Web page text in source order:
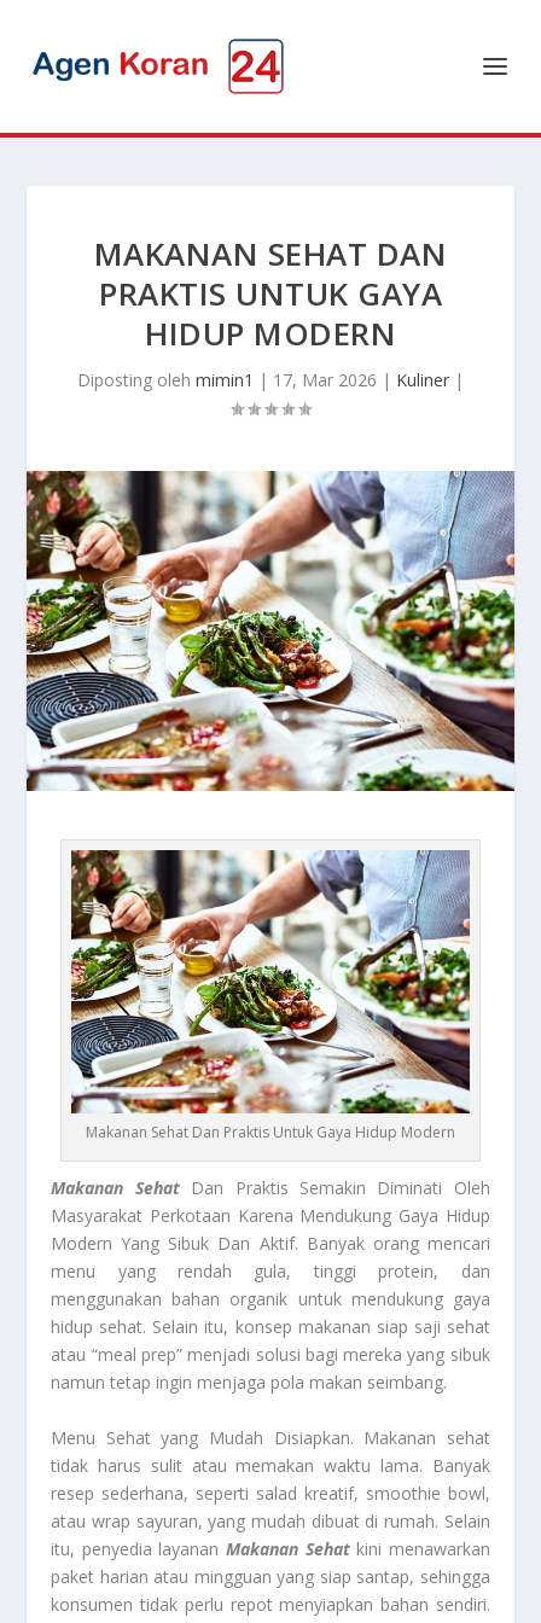
MAKANAN SEHAT DAN
PRAKTIS UNTUK GAYA
HIDUP MODERN
Diposting oleh mimin1 | 17, Mar 2026 | Kuliner |
Makanan Sehat Dan Praktis Untuk Gaya Hidup Modern
Makanan SehatDan Praktis Semakin Diminati Oleh
Masyarakat Perkotaan Karena Mendukung Gaya Hidup
Modern Yang Sibuk Dan Aktif. Banyak orang mencari
menu yang rendah gula, tinggi protein, dan
menggunakan bahan organik untuk mendukung gaya
hidup sehat. Selain itu, konsep makanan siap saji sehat
atau “meal prep” menjadi solusi bagi mereka yang sibuk
namun tetap ingin menjaga pola makan seimbang.
Menu Sehat yang Mudah Disiapkan. Makanan sehat
tidak harus sulit atau memakan waktu lama. Banyak
resep sederhana, seperti salad kreatif, smoothie bowl,
atau wrap sayuran, yang mudah dibuat di rumah. Selain
itu, penyedia layanan Makanan Sehatkini menawarkan
paket harian atau mingguan yang siap santap, sehingga
konsumen tidak perlu repot menyiapkan bahan sendiri.